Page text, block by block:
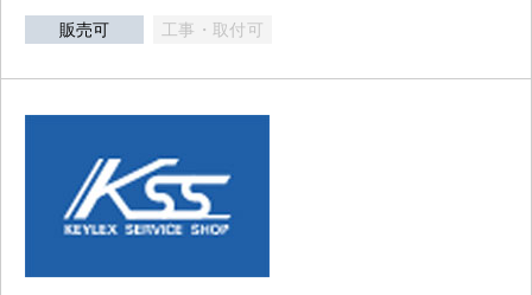
販売可 工事・取付可